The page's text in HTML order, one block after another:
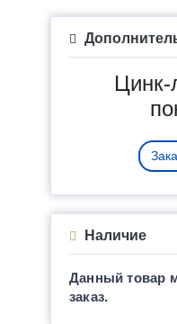
Цинк-
Наличие
Данный товар
заказ.